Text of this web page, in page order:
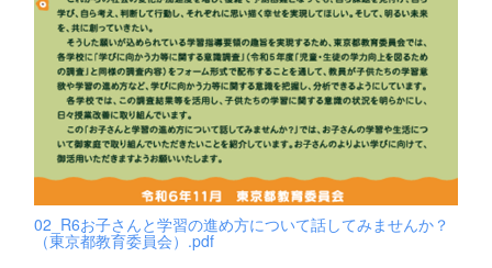
02_R6お子さんと学習の進め方について話してみませんか？
（東京都教育委員会）.pdf